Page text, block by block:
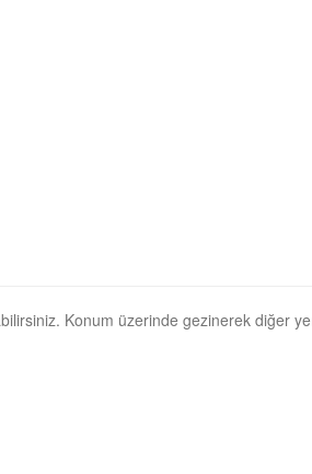
Konum üzerinde gezinerek diğer